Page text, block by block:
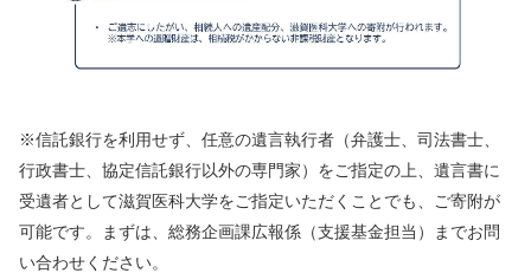
※信託銀行を利用せず、任意の遺言執行者（弁護士、司法書士、
行政書士、協定信託銀行以外の専門家）をご指定の上、遺言書に
受遺者として滋賀医科大学をご指定いただくことでも、ご寄附が
可能です。まずは、総務企画課広報係（支援基金担当）までお問
い合わせください。